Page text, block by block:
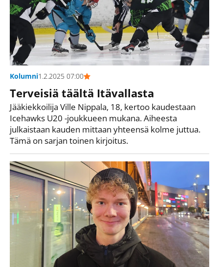
Kolumni1.2.2025 07:00
Terveisiä täältä Itävallasta
Jääkiekkoilija Ville Nippala, 18, kertoo kaudestaan
Icehawks U20 -joukkueen mukana. Aiheesta
julkaistaan kauden mittaan yhteensä kolme juttua.
Tämä on sarjan toinen kirjoitus.